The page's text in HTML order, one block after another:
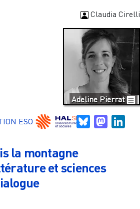
Claudia Cirelli
Adeline Pierrat
ESO Bluesky
la montagne
et sciences